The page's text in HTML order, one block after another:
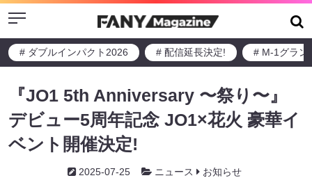
Menu
# ダブルインパクト2026 # 配信延長決定! # M-1グラン
『JO1 5th Anniversary 〜祭り〜』
デビュー5周年記念 JO1×花火 豪華イ
ベント開催決定!
2025-07-25 ニュース お知らせ